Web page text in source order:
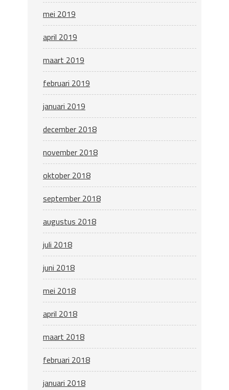
mei 2019
april 2019
maart 2019
februari 2019
januari 2019
december 2018
november 2018
oktober 2018
september 2018
augustus 2018
juli 2018
juni 2018
mei 2018
april 2018
maart 2018
februari 2018
januari 2018